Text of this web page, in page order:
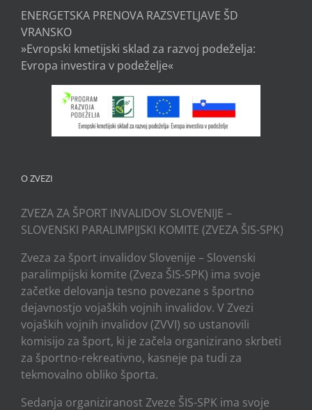
ENERGETSKA PRENOVA RAZSVETLJAVE ŠD
VRANSKO
»Evropski kmetijski sklad za razvoj podeželja:
Evropa investira v podeželje«
O ZVEZI
ZVEZA ZA ŠPORT INVALIDOV SLOVENIJE –
SLOVENSKI PARALIMPIJSKI KOMITE (ZVEZA ŠIS-SPK)
Zveza za šport invalidov Slovenije – Slovenski
paralimpijski komite (Zveza ŠIS-SPK) ima svoje
začetke delovanja tesno povezane s športno
dejavnostjo vojaških vojnih invalidov. V Zvezi
vojaških vojnih invalidov (ZVVI) so ustanovili
komisijo za šport, ki je začela organizirano skrbeti
za športno-rekreativno, kasneje pa tudi za
tekmovalno obliko športa.
Sedanja organiziranost Zveze ŠIS-SPK ima svoje